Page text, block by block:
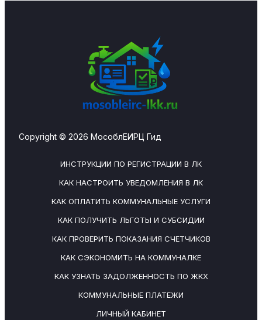
Copyright © 2026 МособлЕИРЦ Гид
ИНСТРУКЦИИ ПО РЕГИСТРАЦИИ В ЛК
КАК НАСТРОИТЬ УВЕДОМЛЕНИЯ В ЛК
КАК ОПЛАТИТЬ КОММУНАЛЬНЫЕ УСЛУГИ
КАК ПОЛУЧИТЬ ЛЬГОТЫ И СУБСИДИИ
КАК ПРОВЕРИТЬ ПОКАЗАНИЯ СЧЕТЧИКОВ
КАК СЭКОНОМИТЬ НА КОММУНАЛКЕ
КАК УЗНАТЬ ЗАДОЛЖЕННОСТЬ ПО ЖКХ
КОММУНАЛЬНЫЕ ПЛАТЕЖИ
ЛИЧНЫЙ КАБИНЕТ